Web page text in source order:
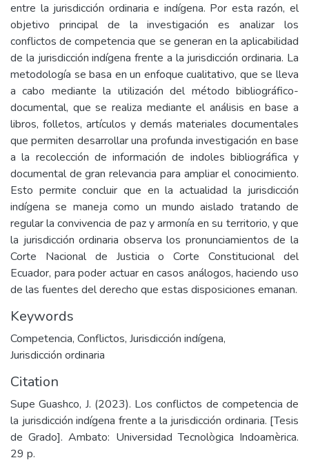
entre la jurisdicción ordinaria e indígena. Por esta razón, el
objetivo principal de la investigación es analizar los
conflictos de competencia que se generan en la aplicabilidad
de la jurisdicción indígena frente a la jurisdicción ordinaria. La
metodología se basa en un enfoque cualitativo, que se lleva
a cabo mediante la utilización del método bibliográfico-
documental, que se realiza mediante el análisis en base a
libros, folletos, artículos y demás materiales documentales
que permiten desarrollar una profunda investigación en base
a la recolección de información de indoles bibliográfica y
documental de gran relevancia para ampliar el conocimiento.
Esto permite concluir que en la actualidad la jurisdicción
indígena se maneja como un mundo aislado tratando de
regular la convivencia de paz y armonía en su territorio, y que
la jurisdicción ordinaria observa los pronunciamientos de la
Corte Nacional de Justicia o Corte Constitucional del
Ecuador, para poder actuar en casos análogos, haciendo uso
de las fuentes del derecho que estas disposiciones emanan.
Keywords
Competencia, Conflictos, Jurisdicción indígena,
Jurisdicción ordinaria
Citation
Supe Guashco, J. (2023). Los conflictos de competencia de
la jurisdicción indígena frente a la jurisdicción ordinaria. [Tesis
de Grado]. Ambato: Universidad Tecnològica Indoamèrica.
29 p.